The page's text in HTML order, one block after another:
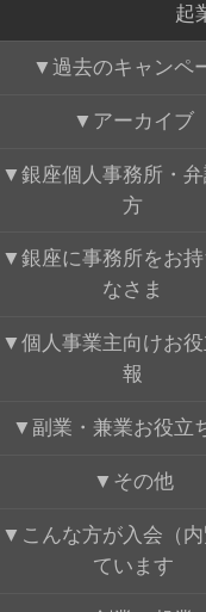
起
過去のキャンペ
アーカイブ
銀座個人事務所・
方
銀座に事務所をお
なさま
個人事業主向けお
報
副業・兼業お役立
その他
こんな方が入会（
ています